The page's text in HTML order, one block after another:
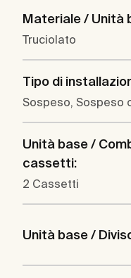
Materiale / Unità
Truciolato
Tipo di
Sospeso, Sospeso
Unità base /
cassetti:
2 Cassetti
Unità base /